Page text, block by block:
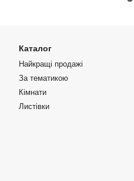
Каталог
Найкращі продажі
За тематикою
Кімнати
Листівки